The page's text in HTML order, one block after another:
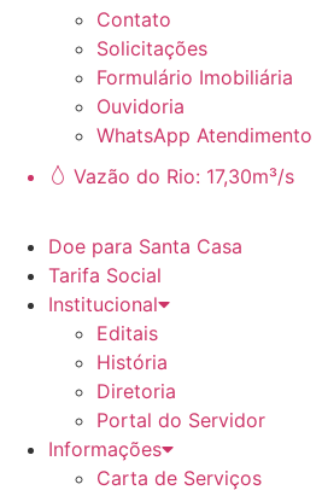
Contato
Solicitações
Formulário Imobiliária
Ouvidoria
WhatsApp Atendimento
Vazão do Rio: 17,30m³/s
Doe para Santa Casa
Tarifa Social
Institucional
Editais
História
Diretoria
Portal do Servidor
Informações
Carta de Serviços